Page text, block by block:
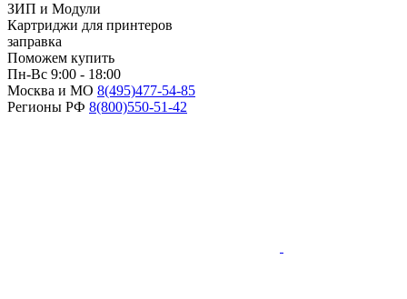
ЗИП и Модули
Картриджи для принтеров
заправка
Поможем купить
Пн-Вс 9:00 - 18:00
Москва и МО 8(495)477-54-85
Регионы РФ 8(800)550-51-42